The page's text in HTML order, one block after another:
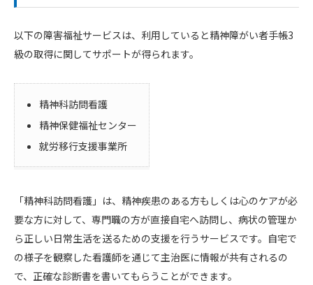
以下の障害福祉サービスは、利用していると精神障がい者手帳3
級の取得に関してサポートが得られます。
精神科訪問看護
精神保健福祉センター
就労移行支援事業所
「精神科訪問看護」は、精神疾患のある方もしくは心のケアが必
要な方に対して、専門職の方が直接自宅へ訪問し、病状の管理か
ら正しい日常生活を送るための支援を行うサービスです。自宅で
の様子を観察した看護師を通じて主治医に情報が共有されるの
で、正確な診断書を書いてもらうことができます。